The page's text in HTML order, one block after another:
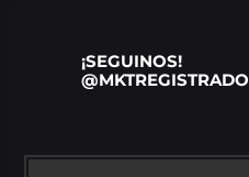
¡SEGUINOS!
@MKTREGISTRADO